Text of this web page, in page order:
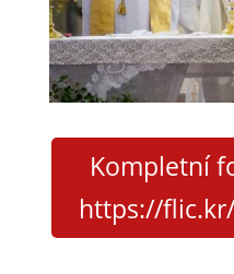
Kompletní
https://